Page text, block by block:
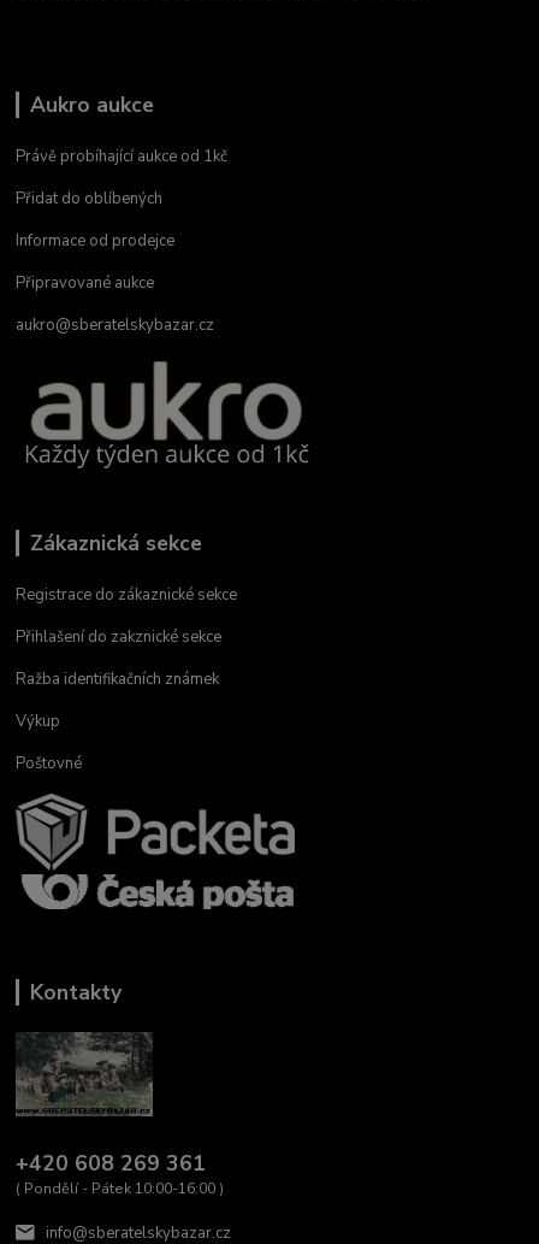
Aukro aukce
Právě probíhající aukce od 1kč
Přidat do oblíbených
Informace od prodejce
Připravované aukce
aukro@sberatelskybazar.cz
Zákaznická sekce
Registrace do zákaznické sekce
Přihlašení do zakznické sekce
Ražba identifikačních známek
Výkup
Poštovné
Kontakty
+420 608 269 361
( Pondělí - Pátek 10:00-16:00 )
info@sberatelskybazar.cz